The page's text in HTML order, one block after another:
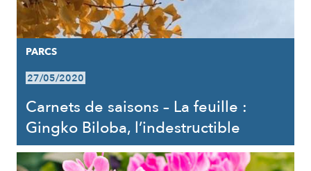
PARCS
27/05/2020
Carnets de saisons – La feuille :
Gingko Biloba, l’indestructible